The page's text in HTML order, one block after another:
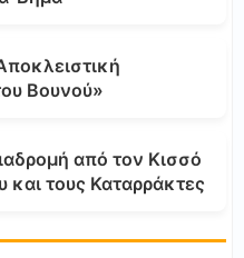
Βουνού»
από τον Κισσό
τους Καταρράκτες